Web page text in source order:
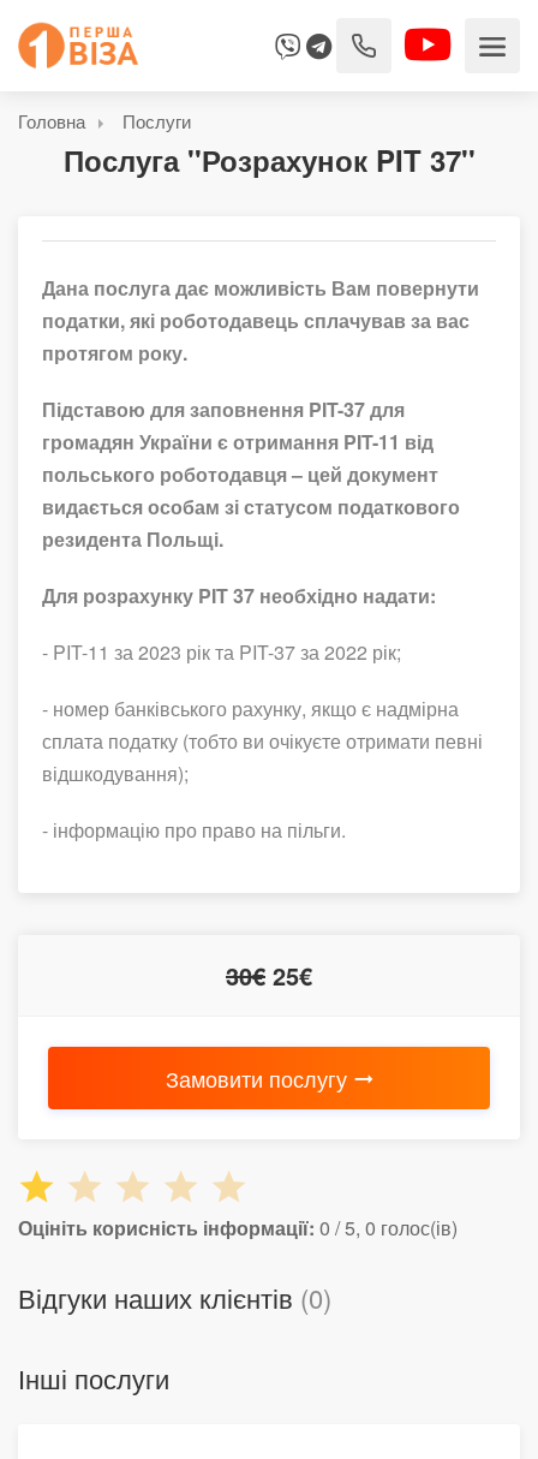
Послуга ''Розрахунок PIT 37''
Головна Послуги
Дана послуга дає можливість Вам повернути
податки, які роботодавець сплачував за вас
протягом року.
Підставою для заповнення PIT-37 для
громадян України є отримання PIT-11 від
польського роботодавця – цей документ
видається особам зі статусом податкового
резидента Польщі.
Для розрахунку PIT 37 необхідно надати:
- PIT-11 за 2023 рік та PIT-37 за 2022 рік;
- номер банківського рахунку, якщо є надмірна
сплата податку (тобто ви очікуєте отримати певні
відшкодування);
- інформацію про право на пільги.
30€ 25€
Замовити послугу
Оцініть корисність інформації: 0 / 5, 0 голос(ів)
Відгуки наших клієнтів (0)
Інші послуги